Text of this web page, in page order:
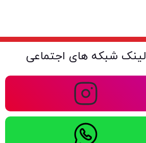
لینک شبکه های اجتماعی